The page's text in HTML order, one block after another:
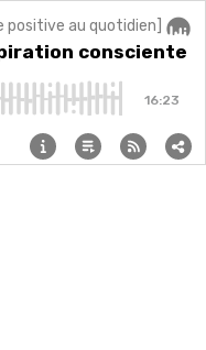
respiration consciente
positive au quotidien]
consciente
16:23